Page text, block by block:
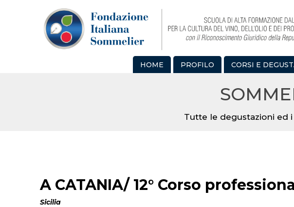
HOME PROFILO CORSI E
Tutte le degustazioni ed
A CATANIA/ 12° Corso
Sicilia